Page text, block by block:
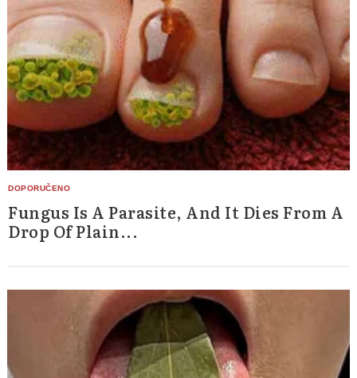
Fungus Is A Parasite, And It Dies From A
Drop Of Plain...